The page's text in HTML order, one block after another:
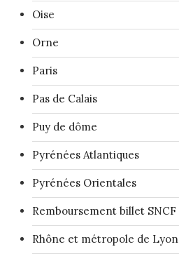
Oise
Orne
Paris
Pas de Calais
Puy de dôme
Pyrénées Atlantiques
Pyrénées Orientales
Remboursement billet SNCF
Rhône et métropole de Lyon